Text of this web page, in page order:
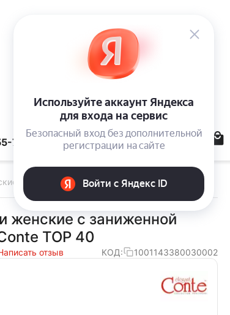
78
Conte TOP 40 den bronz
женские с заниженной
TOP 40
отзыв КОД: 1001143380030002